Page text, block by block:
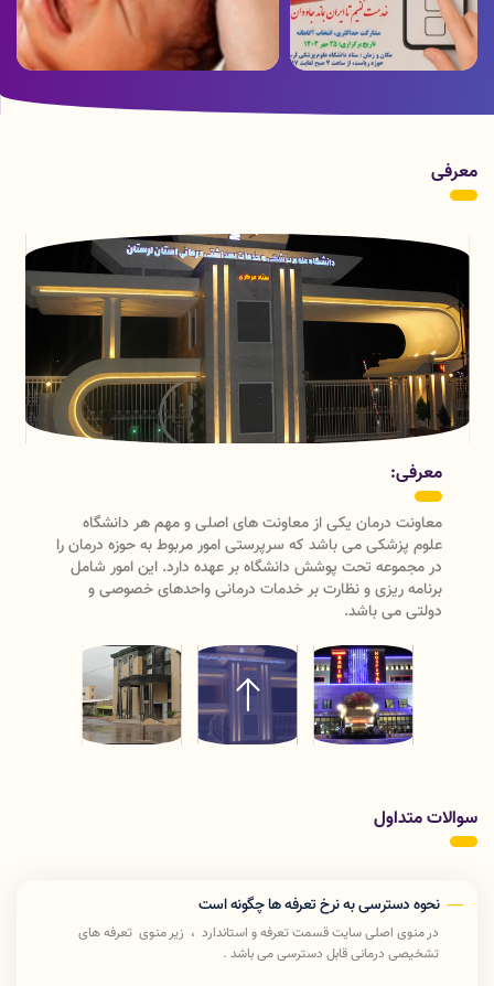
پوستر زمان برگزاری انتخابات
شهدای عشایر به مناسبت روز جهانی
معرفی
قسمتهای معاونت درمان
معاونت درمان دانشگاه علوم پزشکی لرستان دارای دو واحد
مدیریتی (مدیریت نظارت و اعتبار بخشی ، مدیریت بیماریها و
مراکز تشخیصی درمانی)ودارای سه
اداره(پرستاری،امورآزمایشگاههاو تعرفه و استاندارد) می باشد که با
ریاست معاون درمان رسیدگی به امور درمان دانشگاه علوم
سوالات متداول
نحوه دسترسی به نرخ تعرفه ها چگونه است
در منوی اصلی سایت قسمت تعرفه و استاندارد ، زیر منوی تعرفه های
تشخیصی درمانی قابل دسترسی می باشد .